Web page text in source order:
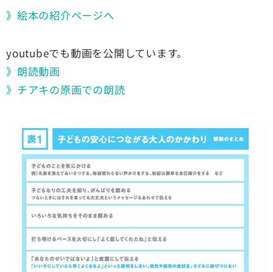
》絵本の紹介ページへ
youtubeでも動画を公開しています。
》朗読動画
》チアキの原画での朗読